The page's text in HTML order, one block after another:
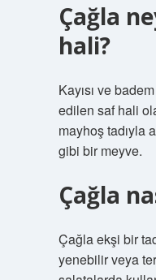
Çağla
hali?
Kayısı ve
edilen saf hali
mayhoş tadıyla
gibi bir meyve.
Çağla
Çağla ekşi bir
yenebilir veya